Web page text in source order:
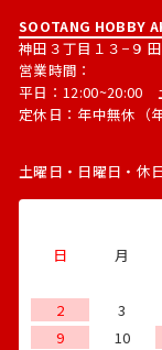
SOOTANG HOBBY
神田３丁目１３−９
営業時間：
平日：12:00~20:00
定休日：年中無休（
土曜日・日曜日・休
日 月
2
3
9
10